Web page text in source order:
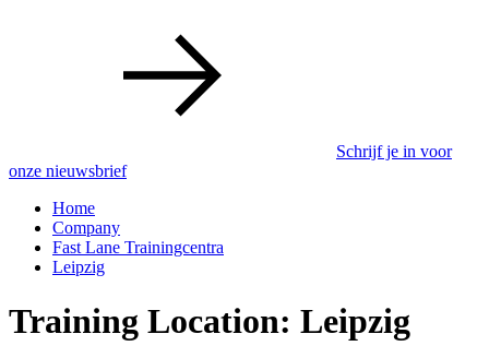
Schrijf je in voor
onze nieuwsbrief
Home
Company
Fast Lane Trainingcentra
Leipzig
Training Location: Leipzig